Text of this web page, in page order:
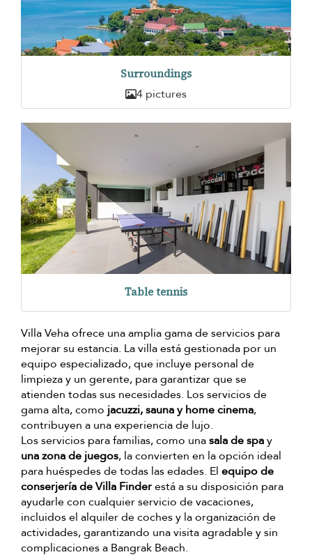
Surroundings
4 pictures
Table tennis
Villa Veha ofrece una amplia gama de servicios para
mejorar su estancia. La villa está gestionada por un
equipo especializado, que incluye personal de
limpieza y un gerente, para garantizar que se
atienden todas sus necesidades. Los servicios de
gama alta, como jacuzzi, sauna y home cinema,
contribuyen a una experiencia de lujo.
Los servicios para familias, como unasala de spay
una zona de juegos, la convierten en la opción ideal
para huéspedes de todas las edades. El equipo de
conserjería de Villa Finderestá a su disposición para
ayudarle con cualquier servicio de vacaciones,
incluidos el alquiler de coches y la organización de
actividades, garantizando una visita agradable y sin
complicaciones a Bangrak Beach.